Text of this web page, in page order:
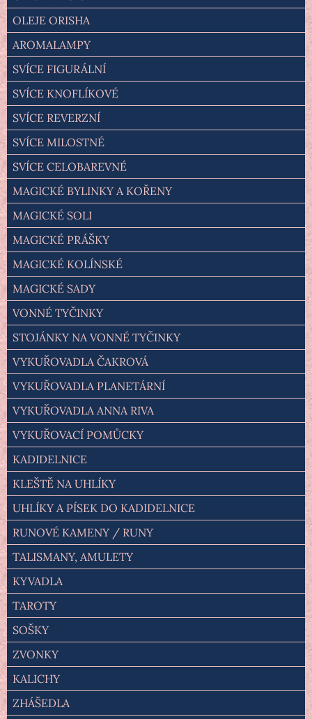
OLEJE ORISHA
AROMALAMPY
SVÍCE FIGURÁLNÍ
SVÍCE KNOFLÍKOVÉ
SVÍCE REVERZNÍ
SVÍCE MILOSTNÉ
SVÍCE CELOBAREVNÉ
MAGICKÉ BYLINKY A KOŘENY
MAGICKÉ SOLI
MAGICKÉ PRÁŠKY
MAGICKÉ KOLÍNSKÉ
MAGICKÉ SADY
VONNÉ TYČINKY
STOJÁNKY NA VONNÉ TYČINKY
VYKUŘOVADLA ČAKROVÁ
VYKUŘOVADLA PLANETÁRNÍ
VYKUŘOVADLA ANNA RIVA
VYKUŘOVACÍ POMŮCKY
KADIDELNICE
KLEŠTĚ NA UHLÍKY
UHLÍKY A PÍSEK DO KADIDELNICE
RUNOVÉ KAMENY / RUNY
TALISMANY, AMULETY
KYVADLA
TAROTY
SOŠKY
ZVONKY
KALICHY
ZHÁŠEDLA